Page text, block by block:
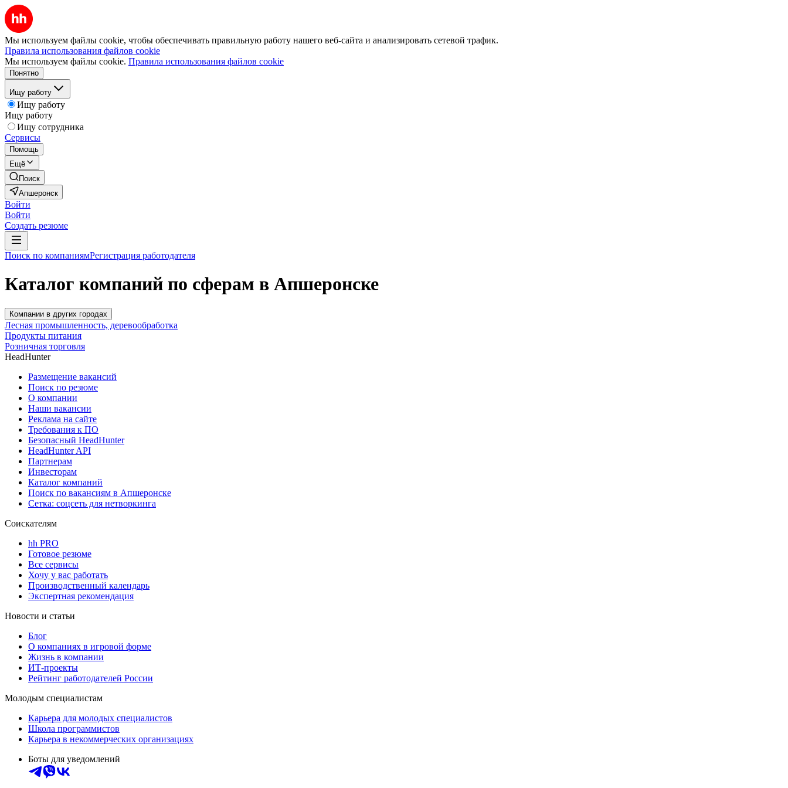
Мы используем файлы cookie, чтобы обеспечивать правильную работу нашего веб-сайта и анализировать сетевой трафик.
Правила использования файлов cookie
Мы используем файлы cookie. Правила использования файлов cookie
Понятно
Ищу работу
Ищу работу
Ищу работу
Ищу сотрудника
Сервисы
Помощь
Ещё
Поиск
Апшеронск
Войти
Войти
Создать резюме
Поиск по компаниямРегистрация работодателя
Каталог компаний по сферам в Апшеронске
Компании в других городах
Лесная промышленность, деревообработка
Продукты питания
Розничная торговля
HeadHunter
Размещение вакансий
Поиск по резюме
О компании
Наши вакансии
Реклама на сайте
Требования к ПО
Безопасный HeadHunter
HeadHunter API
Партнерам
Инвесторам
Каталог компаний
Поиск по вакансиям в Апшеронске
Сетка: соцсеть для нетворкинга
Соискателям
hh PRO
Готовое резюме
Все сервисы
Хочу у вас работать
Производственный календарь
Экспертная рекомендация
Новости и статьи
Блог
О компаниях в игровой форме
Жизнь в компании
ИТ-проекты
Рейтинг работодателей России
Молодым специалистам
Карьера для молодых специалистов
Школа программистов
Карьера в некоммерческих организациях
Боты для уведомлений